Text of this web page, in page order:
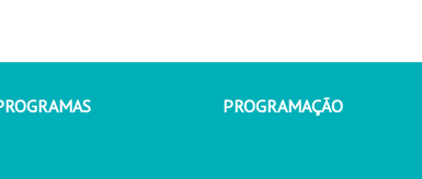
PROGRAMAÇÃO